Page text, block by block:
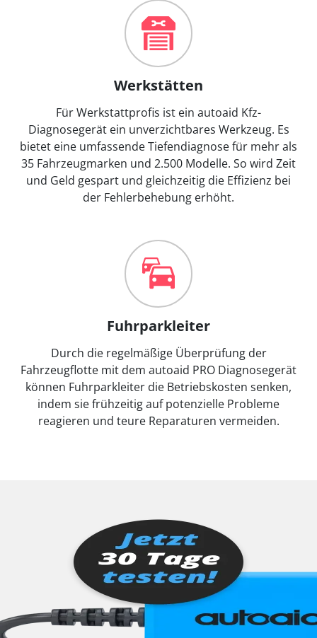
Werkstätten
Für Werkstattprofis ist ein autoaid Kfz-
Diagnosegerät ein unverzichtbares Werkzeug. Es
bietet eine umfassende Tiefendiagnose für mehr als
35 Fahrzeugmarken und 2.500 Modelle. So wird Zeit
und Geld gespart und gleichzeitig die Effizienz bei
der Fehlerbehebung erhöht.
Fuhrparkleiter
Durch die regelmäßige Überprüfung der
Fahrzeugflotte mit dem autoaid PRO Diagnosegerät
können Fuhrparkleiter die Betriebskosten senken,
indem sie frühzeitig auf potenzielle Probleme
reagieren und teure Reparaturen vermeiden.